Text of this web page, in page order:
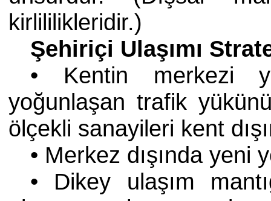
kirlililikleridir.)
Şehiriçi Ulaşımı
• Kentin merkezi
yoğunlaşan trafik
ölçekli sanayileri kent
• Merkez dışında yeni
• Dikey ulaşım